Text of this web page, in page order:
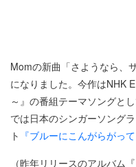
Momの新曲「さようなら、
になりました。今作はNHK
～』の番組テーマソングと
では日本のシンガーソング
ト 『ブルーにこんがらがって
（昨年リリースのアルバム